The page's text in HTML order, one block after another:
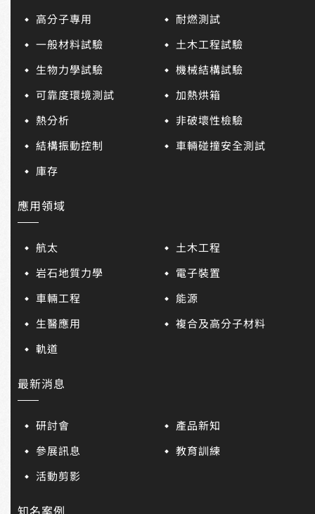
高分子專用
耐燃測試
一般材料試驗
土木工程試驗
生物力學試驗
機械結構試驗
可靠度環境測試
加熱烘箱
熱分析
非破壞性檢驗
結構振動控制
車輛碰撞安全測試
庫存
應用領域
航太
土木工程
岩石地質力學
電子裝置
車輛工程
能源
生醫應用
複合及高分子材料
軌道
最新消息
研討會
產品新知
參展訊息
教育訓練
活動剪影